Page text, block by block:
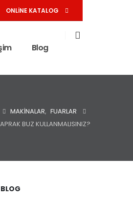
ONLINE KATALOG
Blog
MAKINALAR, FUARLAR
BUZ KULLANMALISINIZ?